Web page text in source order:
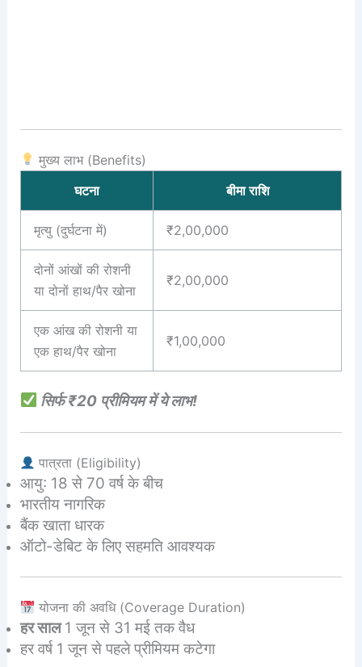
मुख्य लाभ (Benefits)
घटना
बीमा राशि
मृत्यु (दुर्घटना में) ₹2,00,000
दोनों आंखों की रोशनी
या दोनों हाथ/पैर खोना
₹2,00,000
एक आंख की रोशनी या
एक हाथ/पैर खोना
₹1,00,000
सिर्फ ₹20 प्रीमियम में ये लाभ!
पात्रता (Eligibility)
आयु: 18 से 70 वर्ष के बीच
भारतीय नागरिक
बैंक खाता धारक
ऑटो-डेबिट के लिए सहमति आवश्यक
योजना की अवधि (Coverage Duration)
हर साल1 जून से 31 मई तक वैध
हर वर्ष 1 जून से पहले प्रीमियम कटेगा